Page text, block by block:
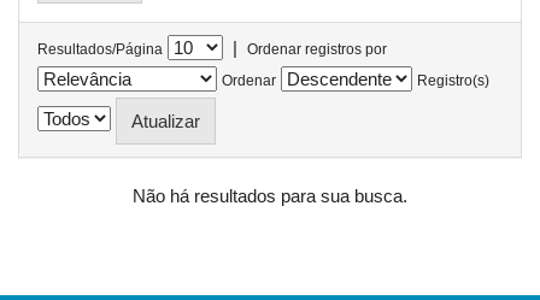
Resultados/Página |
Ordenar registros por
Ordenar
Registro(s)
Não há resultados para sua busca.